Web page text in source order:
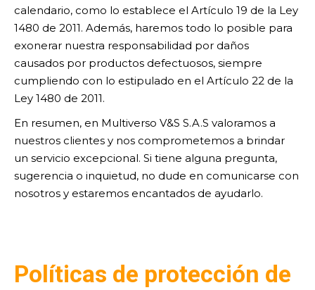
calendario, como lo establece el Artículo 19 de la Ley
1480 de 2011. Además, haremos todo lo posible para
exonerar nuestra responsabilidad por daños
causados por productos defectuosos, siempre
cumpliendo con lo estipulado en el Artículo 22 de la
Ley 1480 de 2011.
En resumen, en Multiverso V&S S.A.S valoramos a
nuestros clientes y nos comprometemos a brindar
un servicio excepcional. Si tiene alguna pregunta,
sugerencia o inquietud, no dude en comunicarse con
nosotros y estaremos encantados de ayudarlo.
Políticas de protección de